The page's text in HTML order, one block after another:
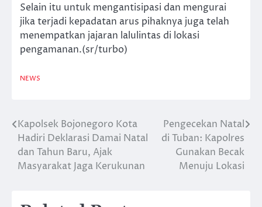
Selain itu untuk mengantisipasi dan mengurai
jika terjadi kepadatan arus pihaknya juga telah
menempatkan jajaran lalulintas di lokasi
pengamanan.(sr/turbo)
NEWS
Navigasi
pos
Kapolsek Bojonegoro Kota
Hadiri Deklarasi Damai Natal
dan Tahun Baru, Ajak
Masyarakat Jaga Kerukunan
Pengecekan Natal
di Tuban: Kapolres
Gunakan Becak
Menuju Lokasi